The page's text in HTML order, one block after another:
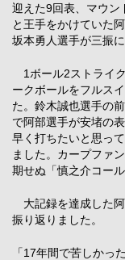
迎えた9回表、マウン
と王手をかけていた
坂本勇人選手が三振
1ボール2ストライ
ークボールをフルス
た。鈴木誠也選手の
で阿部選手が安堵の
早く打ちたいと思っ
ました。カープファ
期せぬ「慎之介コー
大記録を達成した
振り返りました。
「17年間で苦しかっ